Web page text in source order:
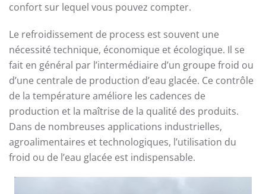
confort sur lequel vous pouvez compter.
Le refroidissement de process est souvent une
nécessité technique, économique et écologique. Il se
fait en général par l’intermédiaire d’un groupe froid ou
d’une centrale de production d’eau glacée. Ce contrôle
de la température améliore les cadences de
production et la maîtrise de la qualité des produits.
Dans de nombreuses applications industrielles,
agroalimentaires et technologiques, l’utilisation du
froid ou de l’eau glacée est indispensable.